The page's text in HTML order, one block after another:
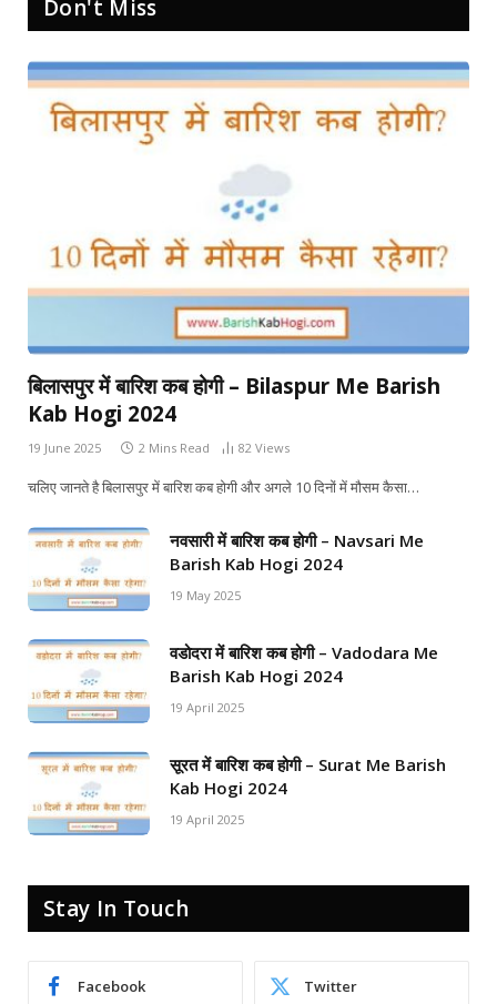
Don't Miss
बिलासपुर में बारिश कब होगी – Bilaspur Me Barish
Kab Hogi 2024
19 June 2025 2 Mins Read 82 Views
चलिए जानते है बिलासपुर में बारिश कब होगी और अगले 10 दिनों में मौसम कैसा…
नवसारी में बारिश कब होगी – Navsari Me
Barish Kab Hogi 2024
19 May 2025
वडोदरा में बारिश कब होगी – Vadodara Me
Barish Kab Hogi 2024
19 April 2025
सूरत में बारिश कब होगी – Surat Me Barish
Kab Hogi 2024
19 April 2025
Stay In Touch
Facebook Twitter